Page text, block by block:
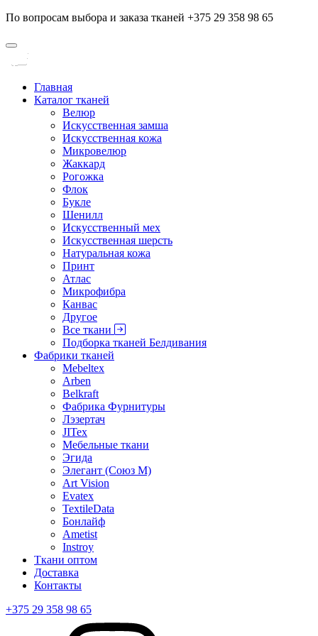
По вопросам выбора и заказа тканей +375 29 358 98 65
Главная
Каталог тканей
Велюр
Искусственная замша
Искусственная кожа
Микровелюр
Жаккард
Рогожка
Флок
Букле
Шенилл
Искусственный мех
Искусственная шерсть
Натуральная кожа
Принт
Атлас
Микрофибра
Канвас
Другое
Все ткани
Подборка тканей Белдивания
Фабрики тканей
Mebeltex
Arben
Belkraft
Фабрика Фурнитуры
Лэзертач
JITex
Мебельные ткани
Эгида
Элегант (Союз М)
Art Vision
Evatex
TextileData
Бонлайф
Ametist
Instroy
Ткани оптом
Доставка
Контакты
+375 29 358 98 65